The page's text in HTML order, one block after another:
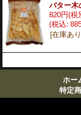
バター木
820円(税
(税込:
[在庫あ
ホー
特定